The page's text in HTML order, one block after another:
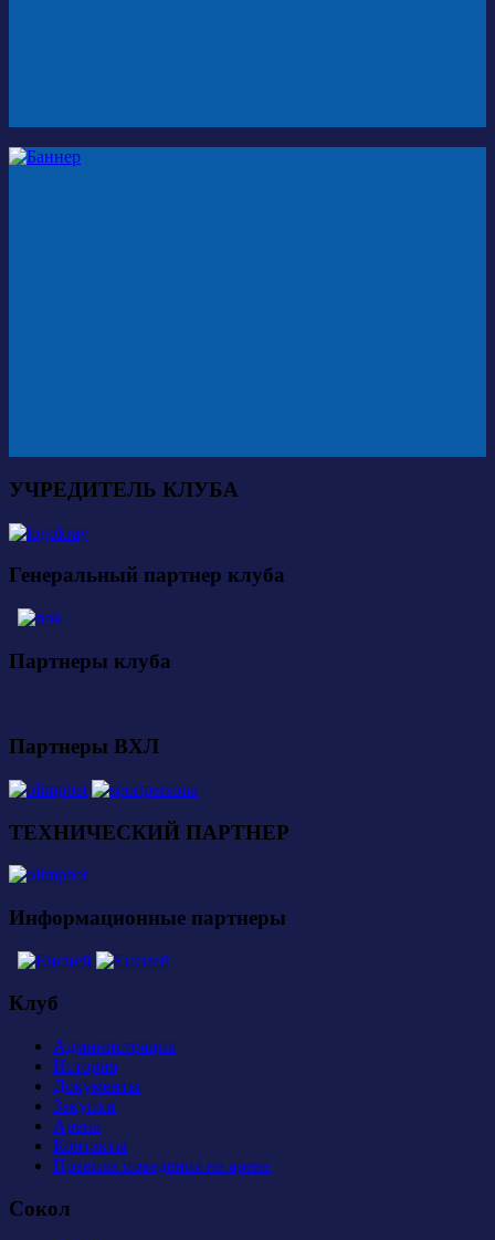
УЧРЕДИТЕЛЬ КЛУБА
Генеральный партнер клуба
Партнеры клуба
Партнеры ВХЛ
ТЕХНИЧЕСКИЙ ПАРТНЕР
Информационные партнеры
Клуб
Администрация
История
Документы
Закупки
Арена
Контакты
Правила поведения на арене
Сокол